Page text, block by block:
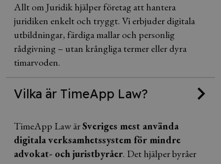
Allt om Juridik hjälper företag att hantera
juridiken enkelt och tryggt. Vi erbjuder digitala
utbildningar, färdiga mallar och personlig
rådgivning – utan krångliga termer eller dyra
timarvoden.
Vilka är TimeApp Law?
TimeApp Law ärSveriges mest använda
digitala verksamhetssystem för mindre
advokat- och juristbyråer. Det hjälper byråer